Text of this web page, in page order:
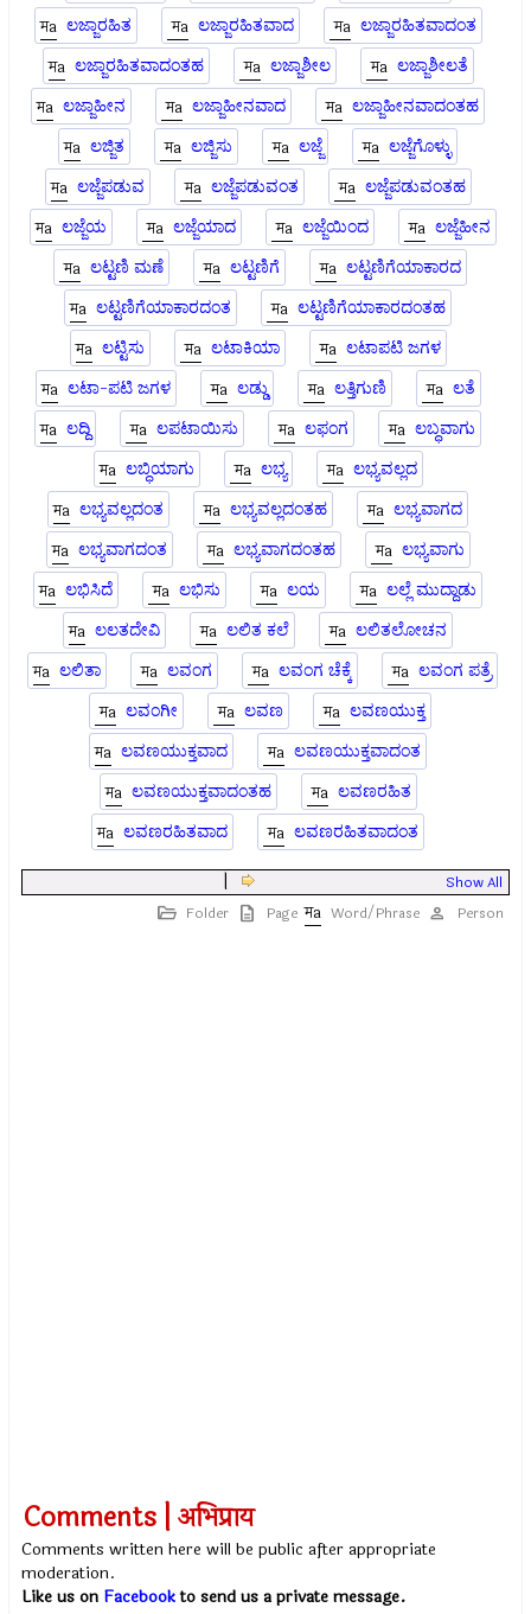
ಲಜ್ಜಾರಹಿತ
ಲಜ್ಜಾರಹಿತವಾದ
ಲಜ್ಜಾರಹಿತವಾದಂತ
ಲಜ್ಜಾರಹಿತವಾದಂತಹ
ಲಜ್ಜಾಶೀಲ
ಲಜ್ಜಾಶೀಲತೆ
ಲಜ್ಜಾಹೀನ
ಲಜ್ಜಾಹೀನವಾದ
ಲಜ್ಜಾಹೀನವಾದಂತಹ
ಲಜ್ಜಿತ
ಲಜ್ಜಿಸು ಲಜ್ಜೆ
ಲಜ್ಜೆಗೊಳ್ಳು
ಲಜ್ಜೆಪಡುವ
ಲಜ್ಜೆಪಡುವಂತ
ಲಜ್ಜೆಪಡುವಂತಹ
ಲಜ್ಜೆಯ
ಲಜ್ಜೆಯಾದ ಲಜ್ಜೆಯಿಂದ
ಲಜ್ಜೆಹೀನ
ಲಟ್ಟಣಿ ಮಣೆ
ಲಟ್ಟಣಿಗೆ
ಲಟ್ಟಣಿಗೆಯಾಕಾರದ
ಲಟ್ಟಣಿಗೆಯಾಕಾರದಂತ
ಲಟ್ಟಣಿಗೆಯಾಕಾರದಂತಹ
ಲಟ್ಟಿಸು
ಲಟಾಕಿಯಾ
ಲಟಾಪಟಿ ಜಗಳ
ಲಟಾ-ಪಟಿ ಜಗಳ
ಲಡ್ಡು ಲತ್ತಿಗುಣಿ
ಲತೆ
ಲದ್ದಿ
ಲಪಟಾಯಿಸು ಲಫಂಗ
ಲಬ್ಧವಾಗು
ಲಬ್ಧಿಯಾಗು
ಲಭ್ಯ
ಲಭ್ಯವಲ್ಲದ
ಲಭ್ಯವಲ್ಲದಂತ
ಲಭ್ಯವಲ್ಲದಂತಹ
ಲಭ್ಯವಾಗದ
ಲಭ್ಯವಾಗದಂತ
ಲಭ್ಯವಾಗದಂತಹ
ಲಭ್ಯವಾಗು
ಲಭಿಸಿದೆ
ಲಭಿಸು ಲಯ
ಲಲ್ಲೆ ಮುದ್ದಾಡು
ಲಲತದೇವಿ
ಲಲಿತ ಕಲೆ
ಲಲಿತಲೋಚನ
ಲಲಿತಾ
ಲವಂಗ ಲವಂಗ ಚೆಕ್ಕೆ
ಲವಂಗ ಪತ್ರೆ
ಲವಂಗೀ
ಲವಣ
ಲವಣಯುಕ್ತ
ಲವಣಯುಕ್ತವಾದ
ಲವಣಯುಕ್ತವಾದಂತ
ಲವಣಯುಕ್ತವಾದಂತಹ
ಲವಣರಹಿತ
ಲವಣರಹಿತವಾದ
ಲವಣರಹಿತವಾದಂತ
Show All
Folder
Page Word/Phrase Person
Comments | अभिप्राय
Comments written here will be public after appropriate
moderation.
Like us on Facebookto send us a private message.